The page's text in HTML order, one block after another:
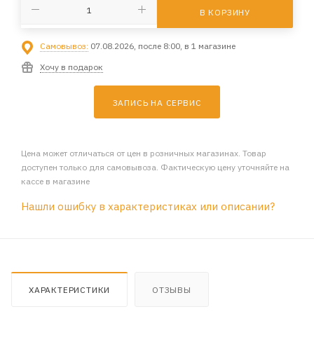
В КОРЗИНУ
Самовывоз: 07.08.2026, после 8:00, в 1 магазине
Хочу в подарок
ЗАПИСЬ НА СЕРВИС
Цена может отличаться от цен в розничных магазинах. Товар
доступен только для самовывоза. Фактическую цену уточняйте на
кассе в магазине
Нашли ошибку в характеристиках или описании?
ХАРАКТЕРИСТИКИ ОТЗЫВЫ